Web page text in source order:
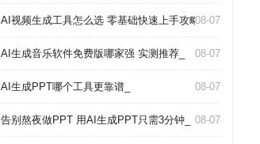
款之后，发现它们确实能快速生成
的新手。今天就把我的真实体验和
AI视频生成工具怎么选 零基础快速上手攻略_08-07
AI生成音乐软件免费版哪家强 实测推荐_ 08-07
AI生成PPT哪个工具更靠谱_ 08-07
告别熬夜做PPT 用AI生成PPT只需3分钟_ 08-07